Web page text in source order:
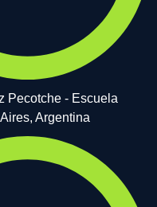
Pecotche - Escuela
Argentina